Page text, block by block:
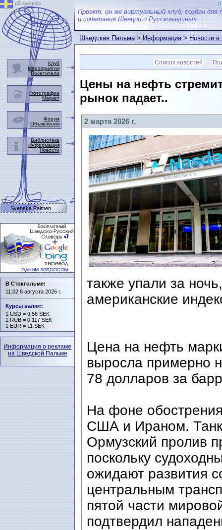
Проект, он же виртуальный клуб, создан для
и сочетания Швеции и Русскоязычных...
Шведская Пальма>Информация>Новости
Список новостей
Цены на нефть
рынок падает..
2 марта 2026 г.
также упали за
американские
Цена на нефть
выросла примерно
78 долларов за
На фоне
США и Ираном.
Ормузский пролив
поскольку
ожидают развития
центральным
пятой части
подтвердил
på svenska
Клуб
Мероприятия
Посетители
Фотографии
Маркет
Форум
Объявления
Библиотека
Информация
Новости
Svenska Palmen
В Стокгольме:
11:02 8 августа 2026 г.
Курсы валют:
1 USD = 9,56 SEK
1 RUB = 0,117 SEK
1 EUR = 11 SEK
Информация о рекламе
на Шведской Пальме